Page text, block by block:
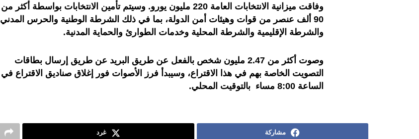
وفاقت ميزانية الانتخابات العامة 220 مليون يورو. وسيتم تأمين الانتخابات بواسطة أكثر من
90 ألف عنصر من قوات وهيئات أمن الدولة، بما في ذلك الشرطة الوطنية والحرس المدني
والشرطة الإقليمية والشرطة المحلية وخدمات الطوارئ والحماية المدنية.
وصوت أكثر من 2.47 مليون شخص بالفعل عن طريق البريد عن طريق إرسال بطاقات
التصويت الخاصة بهم في هذا الاقتراع، وسيبدأ فرز الأصوات فور إغلاق صناديق الاقتراع في
الساعة 8:00 مساء بالتوقيت المحلي.
مشاركة غرد